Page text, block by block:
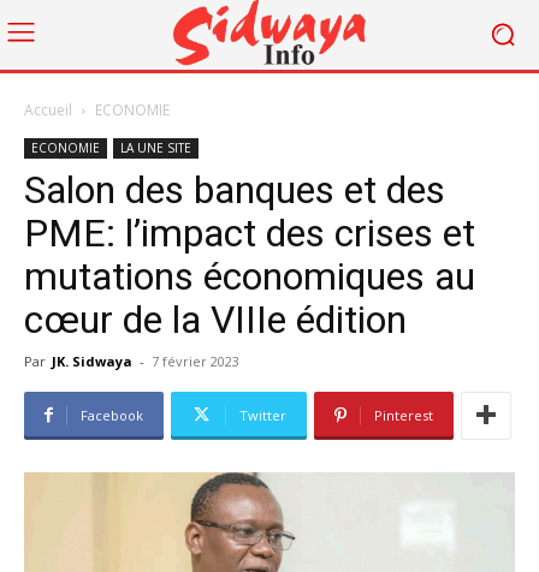
Accueil ECONOMIE
ECONOMIE LA UNE SITE
Salon des banques et des
PME: l’impact des crises et
mutations économiques au
cœur de la VIIIe édition
Par JK. Sidwaya - 7 février 2023
Facebook Twitter Pinterest